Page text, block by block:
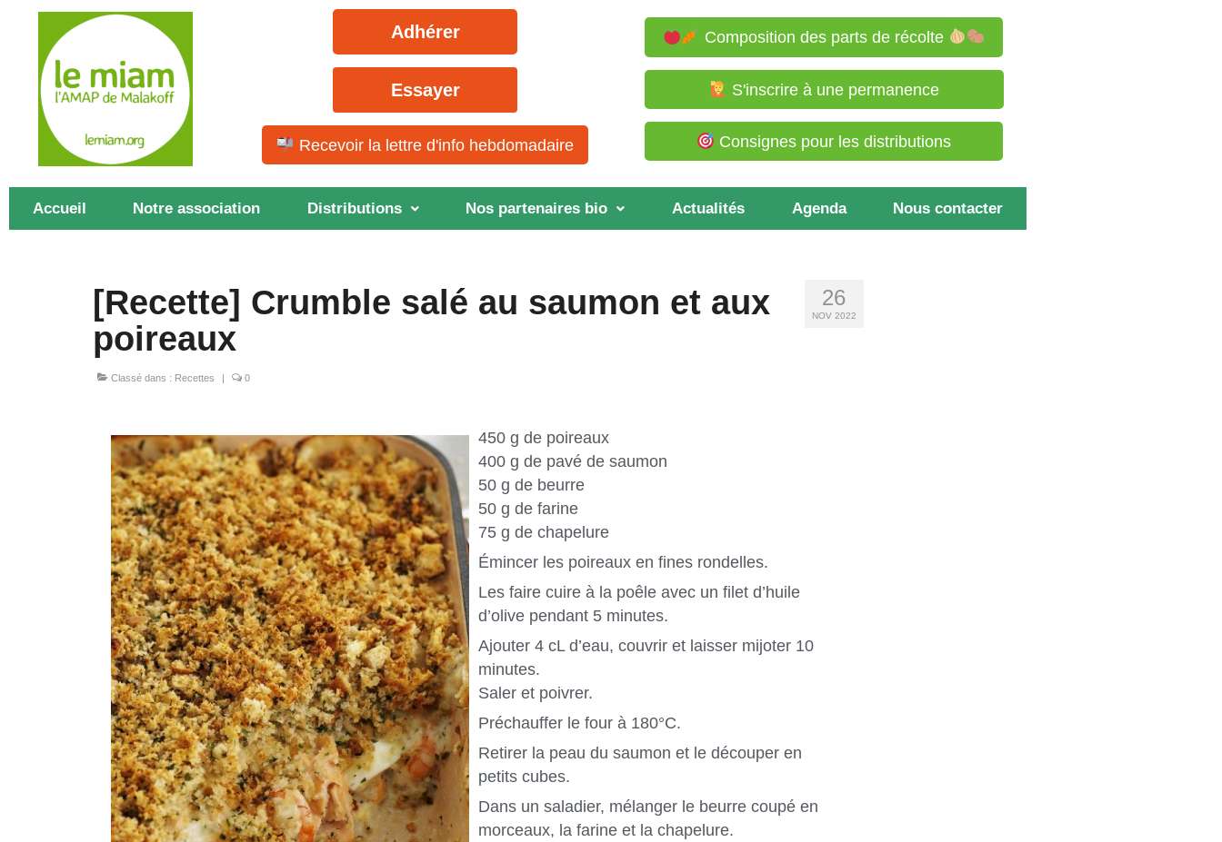
Adhérer
Essayer
Recevoir la lettre d'info hebdomadaire
Composition des parts de récolte
S'inscrire à une permanence
Consignes pour les distributions
Accueil Notre association Distributions Nos partenaires bio Actualités Agenda Nous contacter
26
NOV 2022
[Recette] Crumble salé au saumon et aux
poireaux
Classé dans : Recettes 0
450 g de poireaux
400 g de pavé de saumon
50 g de beurre
50 g de farine
75 g de chapelure
Émincer les poireaux en fines rondelles.
Les faire cuire à la poêle avec un filet d’huile
d’olive pendant 5 minutes.
Ajouter 4 cL d’eau, couvrir et laisser mijoter 10
minutes.
Saler et poivrer.
Préchauffer le four à 180°C.
Retirer la peau du saumon et le découper en
petits cubes.
Dans un saladier, mélanger le beurre coupé en
morceaux, la farine et la chapelure.